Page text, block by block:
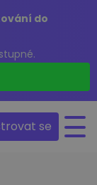
do
se